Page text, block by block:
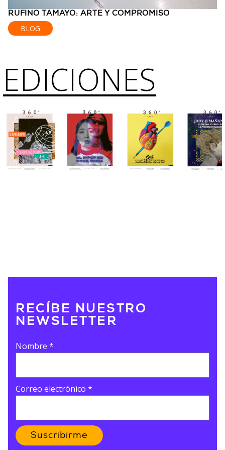
RUFINO TAMAYO: ARTE Y COMPROMISO
BLOG
EDICIONES
RECÍBE NUESTRO
NEWSLETTER
Nombre *
Correo electrónico *
Suscribirme